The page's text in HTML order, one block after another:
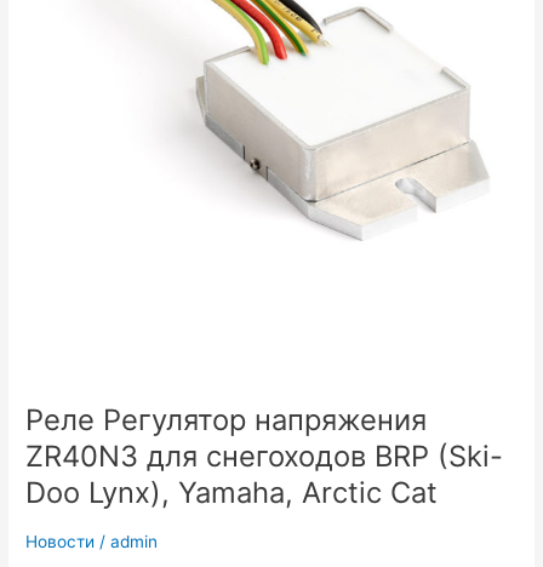
Реле Регулятор напряжения
ZR40N3 для снегоходов BRP (Ski-
Doo Lynx), Yamaha, Arctic Cat
Новости /admin